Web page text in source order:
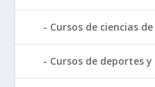
Cursos de ciencias
Cursos de deportes